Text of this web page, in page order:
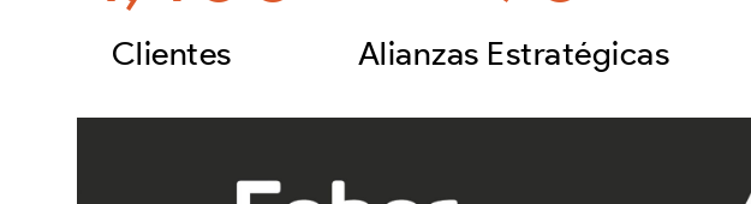
Clientes Alianzas Estratégicas